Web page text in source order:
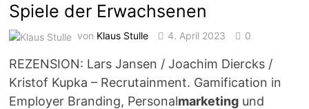
Spiele der Erwachsenen
von Klaus Stulle 4. April 2023 0
REZENSION: Lars Jansen / Joachim Diercks /
Kristof Kupka – Recrutainment. Gamification in
Employer Branding, Personalmarketing und